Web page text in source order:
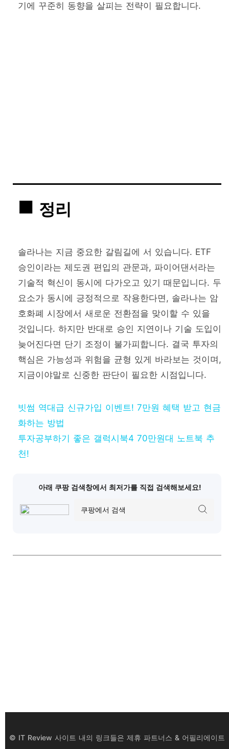
기에 꾸준히 동향을 살피는 전략이 필요합니다.
정리
솔라나는 지금 중요한 갈림길에 서 있습니다. ETF
승인이라는 제도권 편입의 관문과, 파이어댄서라는
기술적 혁신이 동시에 다가오고 있기 때문입니다. 두
요소가 동시에 긍정적으로 작용한다면, 솔라나는 암
호화폐 시장에서 새로운 전환점을 맞이할 수 있을
것입니다. 하지만 반대로 승인 지연이나 기술 도입이
늦어진다면 단기 조정이 불가피합니다. 결국 투자의
핵심은 가능성과 위험을 균형 있게 바라보는 것이며,
지금이야말로 신중한 판단이 필요한 시점입니다.
빗썸 역대급 신규가입 이벤트! 7만원 혜택 받고 현금
화하는 방법
투자공부하기 좋은 갤럭시북4 70만원대 노트북 추
천!
아래 쿠팡 검색창에서 최저가를 직접 검색해보세요!
© IT Review 사이트 내의 링크들은 제휴 파트너스 & 어필리에이트